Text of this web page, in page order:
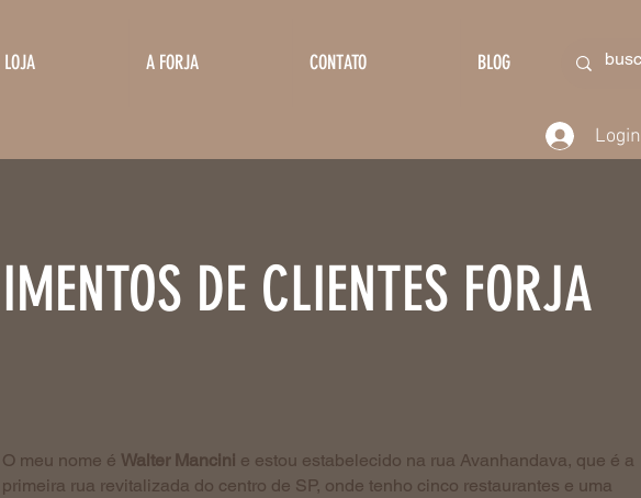
LOJA A FORJA CONTATO BLOG
Login
DE CLIENTES FORJA
O meu nome é Walter Mancini e estou estabelecido na rua Avanhandava, que é a
primeira rua revitalizada do centro de SP, onde tenho cinco restaurantes e uma